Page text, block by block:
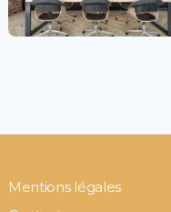
Mentions légales